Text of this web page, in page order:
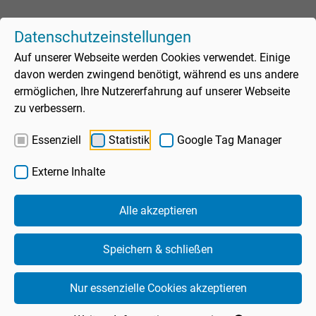
Datenschutzeinstellungen
Auf unserer Webseite werden Cookies verwendet. Einige
davon werden zwingend benötigt, während es uns andere
ermöglichen, Ihre Nutzererfahrung auf unserer Webseite
zu verbessern.
Essenziell Statistik Google Tag Manager
Externe Inhalte
Alle akzeptieren
Speichern & schließen
Nur essenzielle Cookies akzeptieren
Assistent
Schwimmbad
Sauna
Wellness
Freizeitangebote